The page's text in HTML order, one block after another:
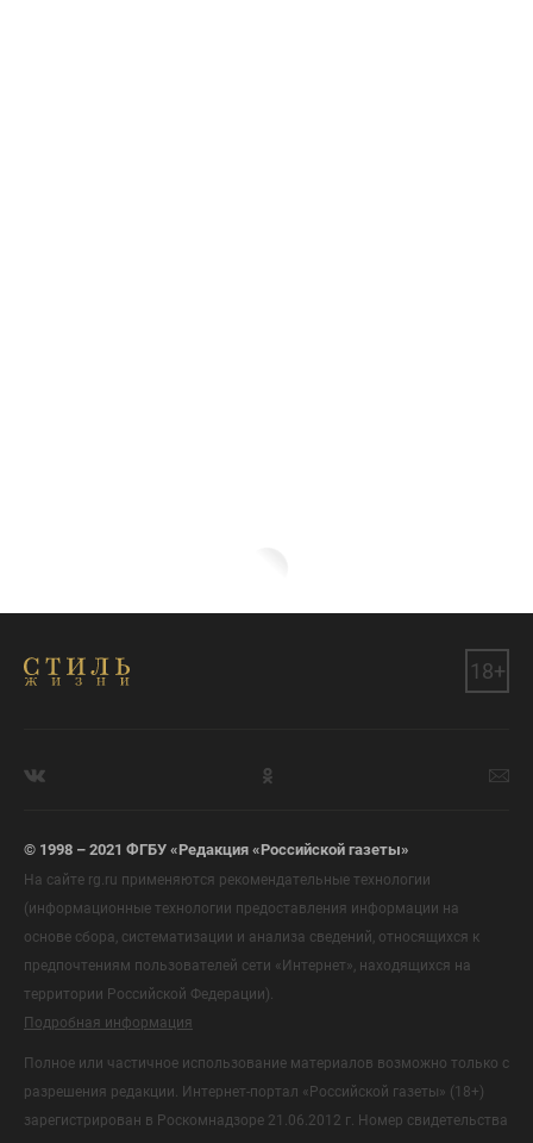
18+
© 1998 – 2021 ФГБУ «Редакция «Российской газеты»
На сайте rg.ru применяются рекомендательные технологии
(информационные технологии предоставления информации на
основе сбора, систематизации и анализа сведений, относящихся к
предпочтениям пользователей сети «Интернет», находящихся на
территории Российской Федерации).
Подробная информация
Полное или частичное использование материалов возможно только с
разрешения редакции. Интернет-портал «Российской газеты» (18+)
зарегистрирован в Роскомнадзоре 21.06.2012 г. Номер свидетельства